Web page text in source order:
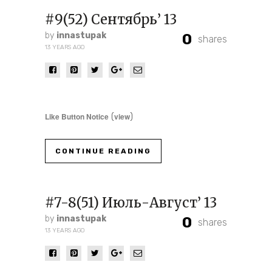
#9(52) Сентябрь’ 13
by innastupak
13 YEARS AGO 0 shares
Like Button Notice (view)
CONTINUE READING
#7-8(51) Июль-Август’ 13
by innastupak
13 YEARS AGO 0 shares